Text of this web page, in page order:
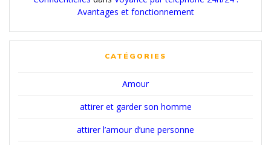
Avantages et fonctionnement
CATÉGORIES
Amour
attirer et garder son homme
attirer l’amour d’une personne